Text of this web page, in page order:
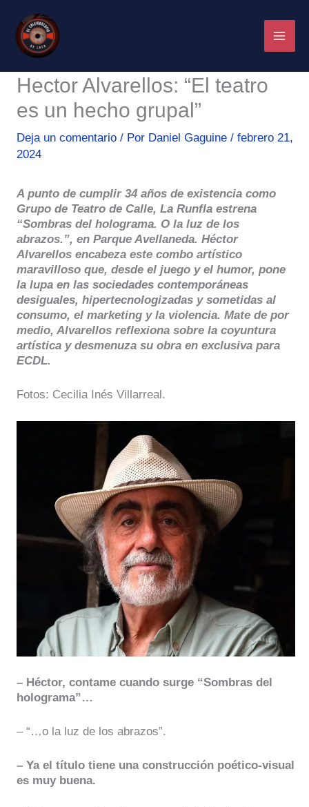
contenido
Hector Alvarellos: “El teatro
es un hecho grupal”
Deja un comentario / Por Daniel Gaguine / febrero 21,
2024
A punto de cumplir 34 años de existencia como
Grupo de Teatro de Calle, La Runfla estrena
“Sombras del holograma. O la luz de los
abrazos.”, en Parque Avellaneda. Héctor
Alvarellos encabeza este combo artístico
maravilloso que, desde el juego y el humor, pone
la lupa en las sociedades contemporáneas
desiguales, hipertecnologizadas y sometidas al
consumo, el marketing y la violencia. Mate de por
medio, Alvarellos reflexiona sobre la coyuntura
artística y desmenuza su obra en exclusiva para
ECDL.
Fotos: Cecilia Inés Villarreal.
– Héctor, contame cuando surge “Sombras del
holograma”…
– “…o la luz de los abrazos”.
– Ya el título tiene una construcción poético-visual
es muy buena.